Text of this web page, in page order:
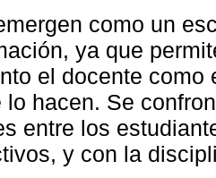
como un
ya que
el docente
lo hacen. Se
entre los
y con la